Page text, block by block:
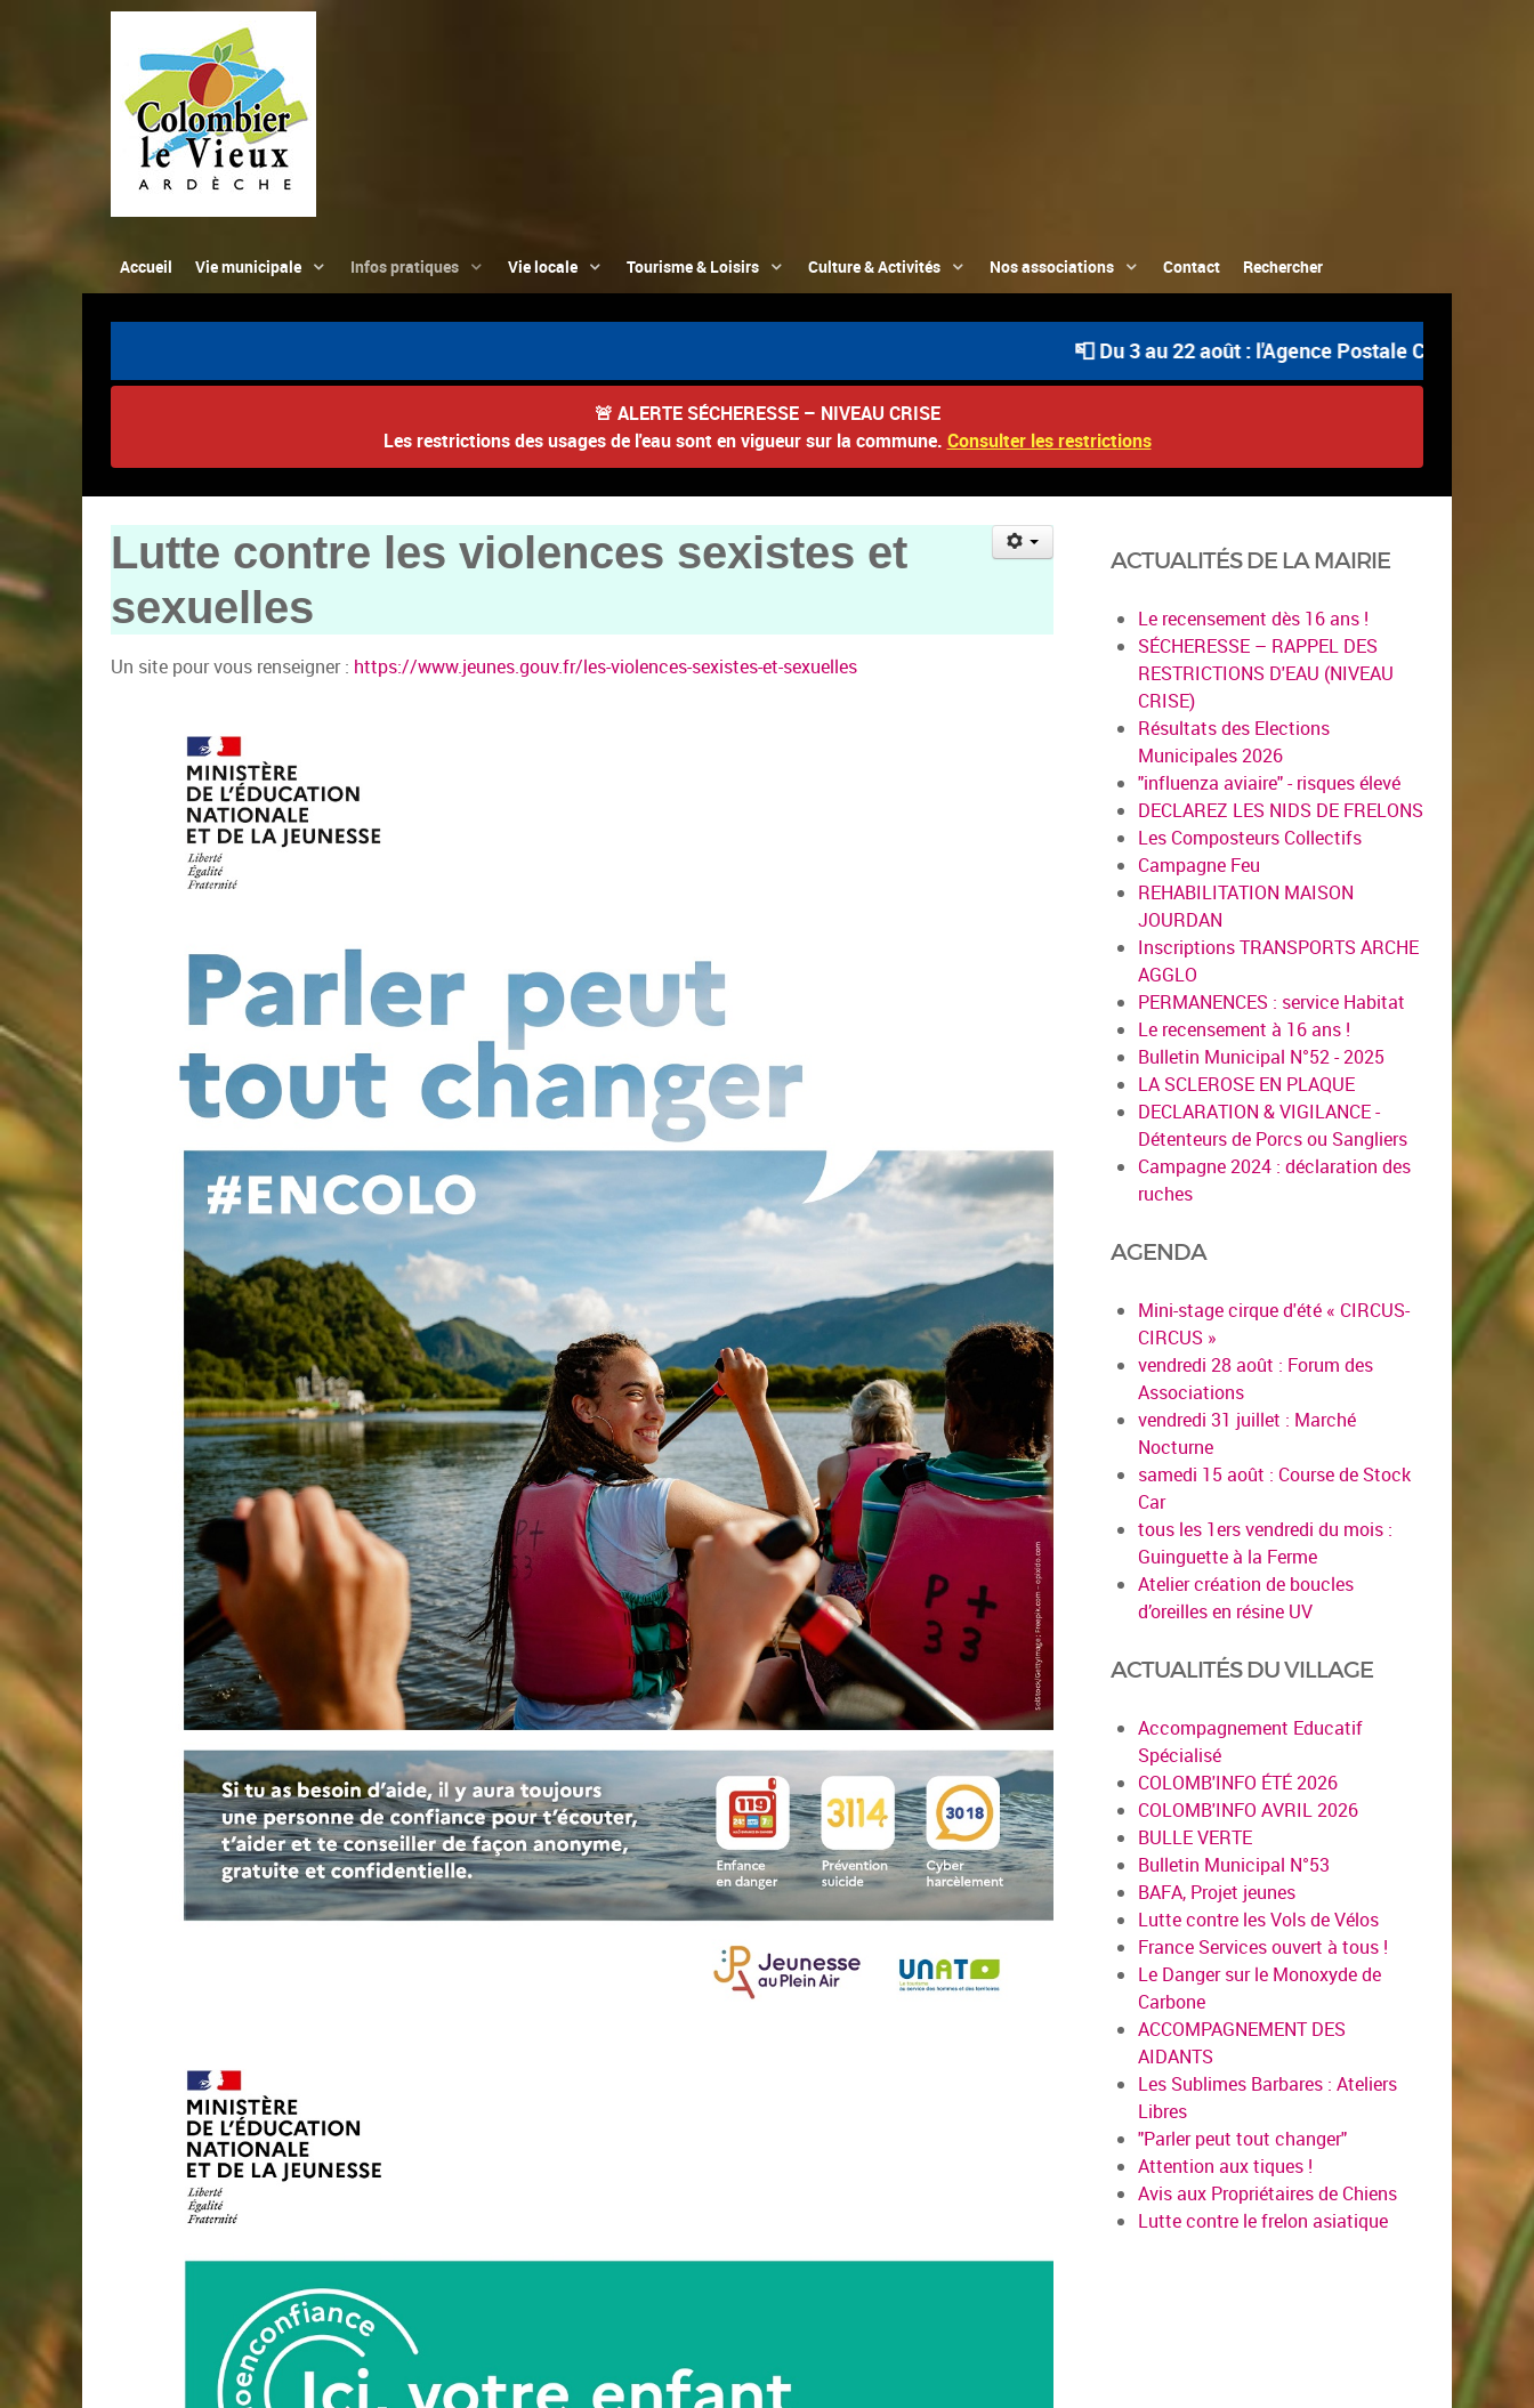
Accueil Vie municipale Infos pratiques Vie locale Tourisme & Loisirs Culture & Activités Nos associations Contact Rechercher
📮 Du 3 au 22 août : l'Agence Postale Communale est
🚨 ALERTE SÉCHERESSE – NIVEAU CRISE
Les restrictions des usages de l'eau sont en vigueur sur la commune. Consulter les restrictions
Lutte contre les violences sexistes et
sexuelles
Un site pour vous renseigner : https://www.jeunes.gouv.fr/les-violences-sexistes-et-sexuelles
ACTUALITÉS DE LA MAIRIE
Le recensement dès 16 ans !
SÉCHERESSE – RAPPEL DES
RESTRICTIONS D'EAU (NIVEAU
CRISE)
Résultats des Elections
Municipales 2026
"influenza aviaire" - risques élevé
DECLAREZ LES NIDS DE FRELONS
Les Composteurs Collectifs
Campagne Feu
REHABILITATION MAISON
JOURDAN
Inscriptions TRANSPORTS ARCHE
AGGLO
PERMANENCES : service Habitat
Le recensement à 16 ans !
Bulletin Municipal N°52 - 2025
LA SCLEROSE EN PLAQUE
DECLARATION & VIGILANCE -
Détenteurs de Porcs ou Sangliers
Campagne 2024 : déclaration des
ruches
AGENDA
Mini-stage cirque d'été « CIRCUS-
CIRCUS »
vendredi 28 août : Forum des
Associations
vendredi 31 juillet : Marché
Nocturne
samedi 15 août : Course de Stock
Car
tous les 1ers vendredi du mois :
Guinguette à la Ferme
Atelier création de boucles
d’oreilles en résine UV
ACTUALITÉS DU VILLAGE
Accompagnement Educatif
Spécialisé
COLOMB'INFO ÉTÉ 2026
COLOMB'INFO AVRIL 2026
BULLE VERTE
Bulletin Municipal N°53
BAFA, Projet jeunes
Lutte contre les Vols de Vélos
France Services ouvert à tous !
Le Danger sur le Monoxyde de
Carbone
ACCOMPAGNEMENT DES
AIDANTS
Les Sublimes Barbares : Ateliers
Libres
"Parler peut tout changer"
Attention aux tiques !
Avis aux Propriétaires de Chiens
Lutte contre le frelon asiatique